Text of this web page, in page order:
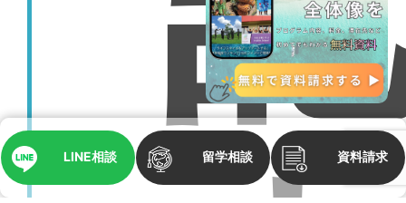
LINE相談 留学相談 資料請求